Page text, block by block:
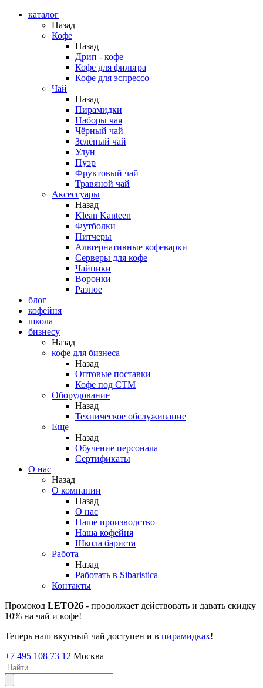
каталог
Назад
Кофе
Назад
Дрип - кофе
Кофе для фильтра
Кофе для эспрессо
Чай
Назад
Пирамидки
Наборы чая
Чёрный чай
Зелёный чай
Улун
Пуэр
Фруктовый чай
Травяной чай
Аксессуары
Назад
Klean Kanteen
Футболки
Питчеры
Альтернативные кофеварки
Серверы для кофе
Чайники
Воронки
Разное
блог
кофейня
школа
бизнесу
Назад
кофе для бизнеса
Назад
Оптовые поставки
Кофе под СТМ
Оборудование
Назад
Техническое обслуживание
Еще
Назад
Обучение персонала
Сертификаты
О нас
Назад
O компании
Назад
О нас
Наше производство
Наша кофейня
Школа бариста
Работа
Назад
Работать в Sibaristica
Контакты
Промокод LETO26 - продолжает действовать и давать скидку
10% на чай и кофе!
Теперь наш вкусный чай доступен и в пирамидках!
+7 495 108 73 12 Москва